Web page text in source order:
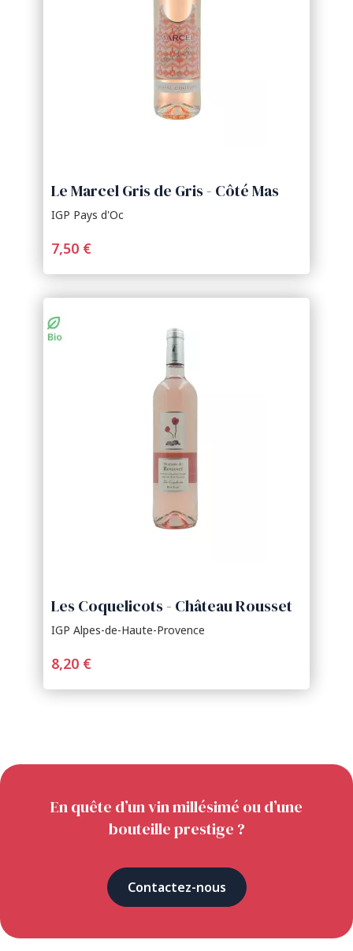
Le Marcel Gris de Gris - Côté Mas
IGP Pays d'Oc
7,50 €
Les Coquelicots - Château Rousset
IGP Alpes-de-Haute-Provence
8,20 €
En quête d’un vin millésimé ou d’une
bouteille prestige ?
Contactez-nous